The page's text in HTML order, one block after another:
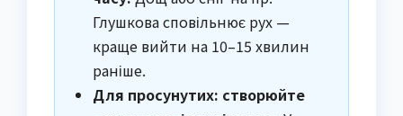
Глушкова сповільнює рух —
краще вийти на 10–15 хвилин
раніше.
Для просунутих: створюйте